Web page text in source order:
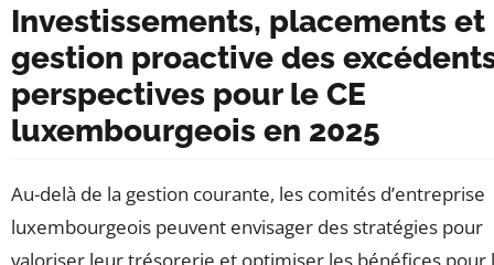
Investissements, placements et
gestion proactive des
perspectives pour le CE
luxembourgeois en 2025
Au-delà de la gestion courante, les comités d’entreprise
luxembourgeois peuvent envisager des stratégies pour
valoriser leur trésorerie et optimiser les bénéfices pour